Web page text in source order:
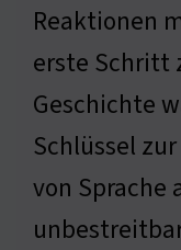
Reaktionen
erste Schritt
Geschichte
Schlüssel
von Sprache